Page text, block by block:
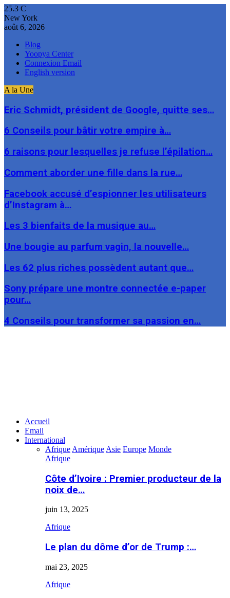
25.3 C
New York
août 6, 2026
Blog
Yoopya Center
Connexion Email
English version
A la Une
Eric Schmidt, président de Google, quitte ses…
6 Conseils pour bâtir votre empire à…
6 raisons pour lesquelles je refuse l’épilation…
Comment aborder une fille dans la rue…
Facebook accusé d’espionner les utilisateurs
d’Instagram à…
Les 3 bienfaits de la musique au…
Une bougie au parfum vagin, la nouvelle…
Les 62 plus riches possèdent autant que…
Sony prépare une montre connectée e-paper
pour…
4 Conseils pour transformer sa passion en…
Accueil
Email
International
Afrique Amérique Asie Europe Monde
Afrique
Côte d’Ivoire : Premier producteur de la
noix de…
juin 13, 2025
Afrique
Le plan du dôme d’or de Trump :…
mai 23, 2025
Afrique